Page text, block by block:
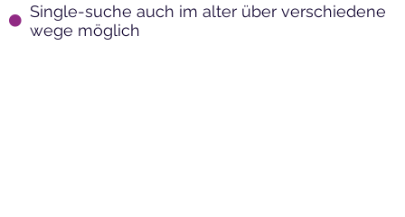
Single-suche auch im alter über verschiedene
wege möglich